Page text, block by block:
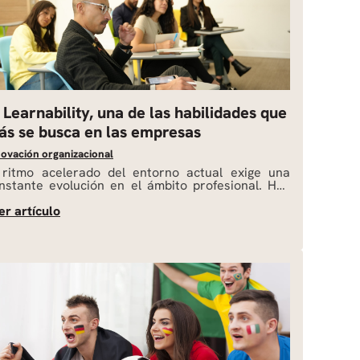
una de las habilidades que
se busca en las empresas
organizacional​
acelerado del entorno actual exige una
evolución en el ámbito profesional. Hoy
día, los conocimientos técnicos tradicionales
vigencia con rapidez, transformando las
y mantenerse vigente radica […]